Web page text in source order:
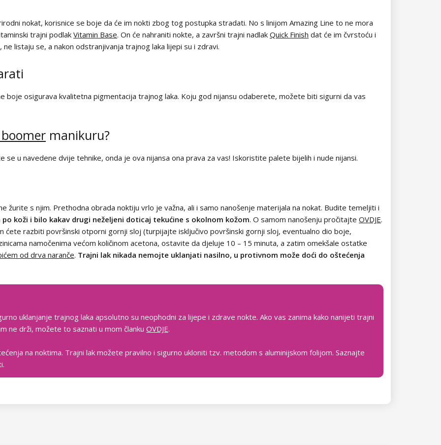
nokat, korisnice se boje da će im nokti zbog tog postupka stradati. No s linijom Amazing Line to ne mora
trajni podlak Vitamin Base. On će nahraniti nokte, a završni trajni nadlak Quick Finish dat će im čvrstoću i
listaju se, a nakon odstranjivanja trajnog laka lijepi su i zdravi.
boje osigurava kvalitetna pigmentacija trajnog laka. Koju god nijansu odaberete, možete biti sigurni da vas
manikuru?
se u navedene dvije tehnike, onda je ova nijansa ona prava za vas! Iskoristite palete bijelih i nude nijansi.
žurite s njim. Prethodna obrada noktiju vrlo je važna, ali i samo nanošenje materijala na nokat. Budite temeljiti i
koži i bilo kakav drugi neželjeni doticaj tekućine s okolnom kožom. O samom nanošenju pročitajte OVDJE.
ćete razbiti površinski otporni gornji sloj (turpijajte isključivo površinski gornji sloj, eventualno dio boje,
namočenima većom količinom acetona, ostavite da djeluje 10 – 15 minuta, a zatim omekšale ostatke
od drva naranče. Trajni lak nikada nemojte uklanjati nasilno, u protivnom može doći do oštećenja
uklanjanje trajnog laka apsolutno su neophodni za lijepe i zdrave nokte. Ako vas zanima kako nanijeti trajni
ne drži, možete to saznati u mom članku OVDJE.
na noktima. Trajni lak možete pravilno i sigurno ukloniti tzv. metodom s aluminijskom folijom. Saznajte